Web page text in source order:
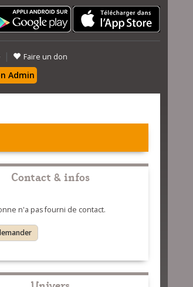
| Faire un don
Admin
Contact & infos
n'a pas fourni de contact.